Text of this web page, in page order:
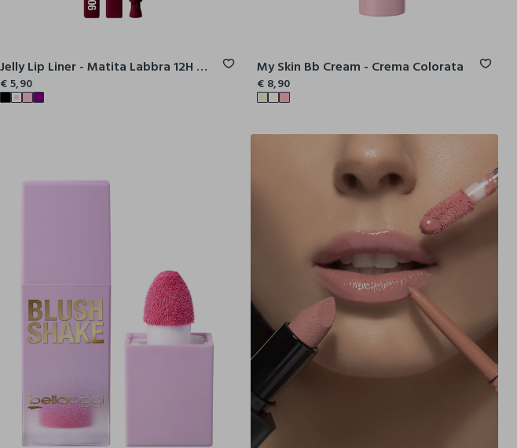
Jelly Lip Liner - Matita Labbra 12H Water Resistant
€ 5,90
My Skin Bb Cream - Crema Colorata
€ 8,90